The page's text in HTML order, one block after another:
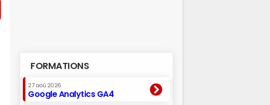
FORMATIONS
27 aoû 2026
Google Analytics GA4